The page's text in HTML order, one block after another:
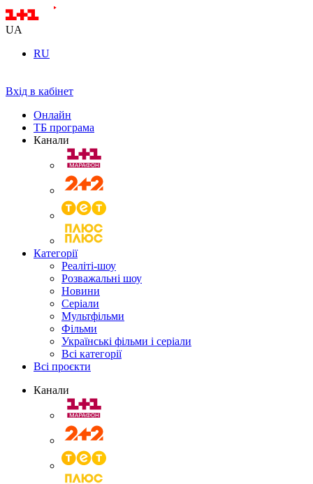
UA
RU
Вхід в кабінет
Онлайн
ТБ програма
Канали
Категорії
Реаліті-шоу
Розважальні шоу
Новини
Серіали
Мультфільми
Фільми
Українські фільми і серіали
Всі категорії
Всі проєкти
Канали